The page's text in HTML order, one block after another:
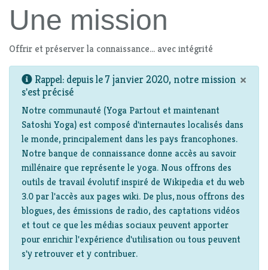
Une mission
Offrir et préserver la connaissance... avec intégrité
×
Rappel: depuis le 7 janvier 2020, notre mission
s'est précisé
Notre communauté (Yoga Partout et maintenant
Satoshi Yoga) est composé d'internautes localisés dans
le monde, principalement dans les pays francophones.
Notre banque de connaissance donne accès au savoir
millénaire que représente le yoga. Nous offrons des
outils de travail évolutif inspiré de Wikipedia et du web
3.0 par l'accès aux pages wiki. De plus, nous offrons des
blogues, des émissions de radio, des captations vidéos
et tout ce que les médias sociaux peuvent apporter
pour enrichir l'expérience d'utilisation ou tous peuvent
s'y retrouver et y contribuer.